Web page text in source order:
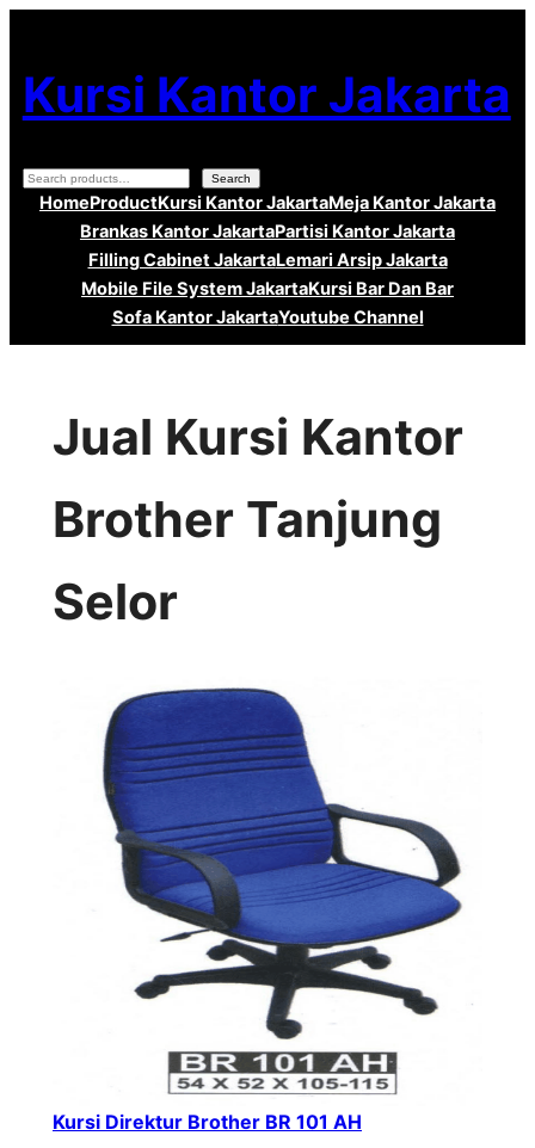
ke
konten
Kursi Kantor Jakarta
Search Search
HomeProductKursi Kantor JakartaMeja Kantor Jakarta
Brankas Kantor JakartaPartisi Kantor Jakarta
Filling Cabinet JakartaLemari Arsip Jakarta
Mobile File System JakartaKursi Bar Dan Bar
Sofa Kantor JakartaYoutube Channel
Jual Kursi Kantor
Brother Tanjung
Selor
Kursi Direktur Brother BR 101 AH